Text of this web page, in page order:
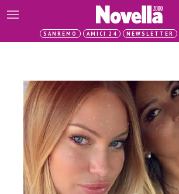
SANREMO AMICI 24 NEWSLETTER